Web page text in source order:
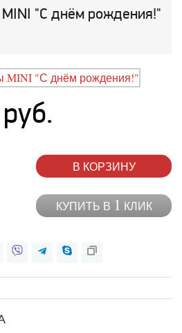
"С днём рождения!"
В КОРЗИНУ
КУПИТЬ В 1 КЛИК